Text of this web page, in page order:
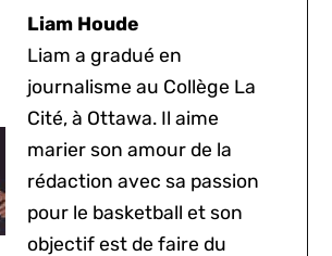
Liam Houde
Liam a gradué en
journalisme au Collège La
Cité, à Ottawa. Il aime
marier son amour de la
rédaction avec sa passion
pour le basketball et son
objectif est de faire du